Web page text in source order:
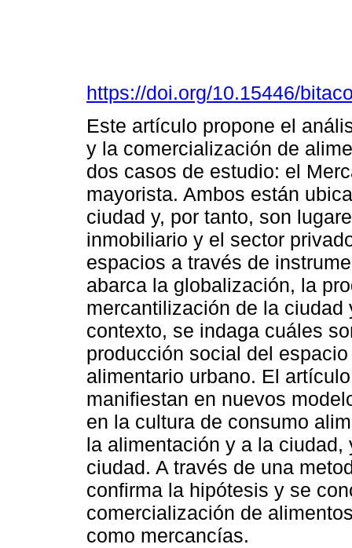
https://doi.org/10.15446/
Este artículo propone el
y la comercialización de
dos casos de estudio: el
mayorista. Ambos están
ciudad y, por tanto, son
inmobiliario y el sector
espacios a través de
abarca la globalización, la
mercantilización de la
contexto, se indaga cuáles
producción social del
alimentario urbano. El
manifiestan en nuevos
en la cultura de consumo
la alimentación y a la
ciudad. A través de una
confirma la hipótesis y se
comercialización de
como mercancías.